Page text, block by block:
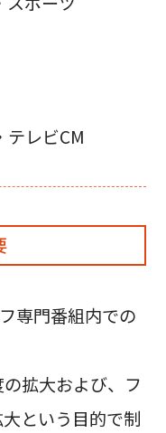
テレビCM
専門番組内での
拡大および、フ
という目的で制